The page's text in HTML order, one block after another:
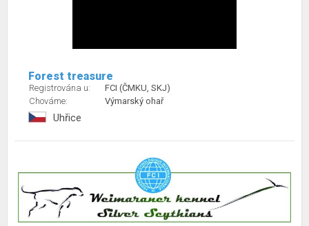
Forest treasure
Registrována u:
FCI (ČMKU, SKJ)
Chováme:
Výmarský ohař
Uhřice